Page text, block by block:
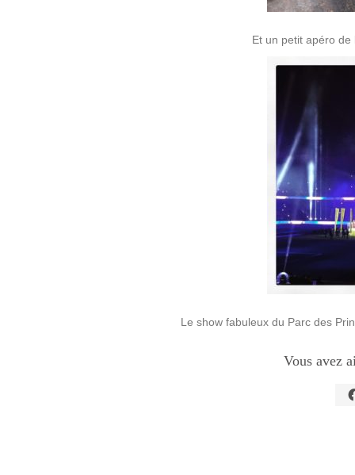
Et un petit apéro de
Le show fabuleux du Parc des
Vous avez